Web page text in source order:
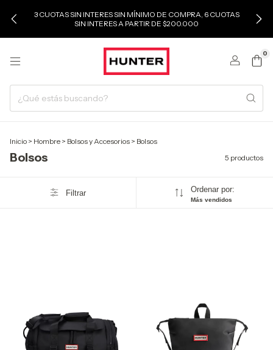
3 CUOTAS SIN INTERES SIN MÍNIMO DE COMPRA, 6 CUOTAS
SIN INTERES A PARTIR DE $200.000
0
Inicio > Hombre > Bolsos y Accesorios > Bolsos
Bolsos 5 productos
Filtrar Ordenar por:
Más vendidos